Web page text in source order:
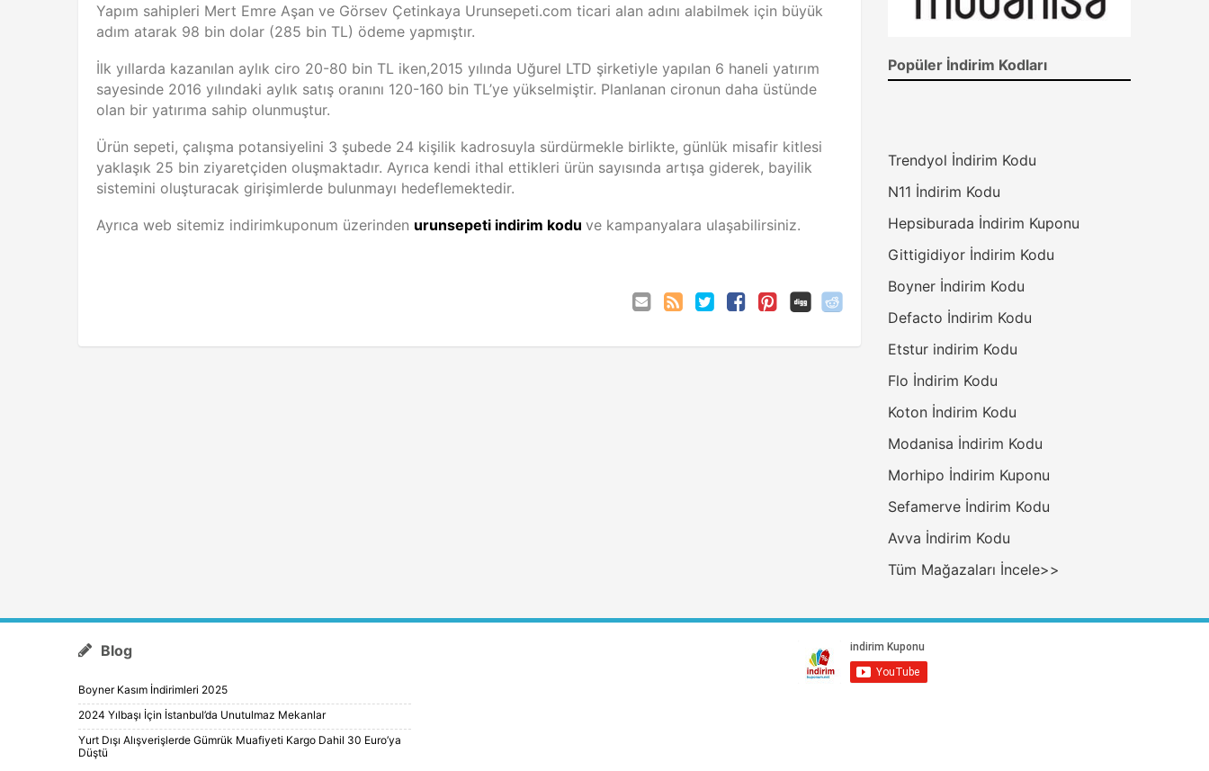
Yapım sahipleri Mert Emre Aşan ve Görsev Çetinkaya Urunsepeti.com ticari alan adını alabilmek için büyük
adım atarak 98 bin dolar (285 bin TL) ödeme yapmıştır.
İlk yıllarda kazanılan aylık ciro 20-80 bin TL iken,2015 yılında Uğurel LTD şirketiyle yapılan 6 haneli yatırım
sayesinde 2016 yılındaki aylık satış oranını 120-160 bin TL’ye yükselmiştir. Planlanan cironun daha üstünde
olan bir yatırıma sahip olunmuştur.
Ürün sepeti, çalışma potansiyelini 3 şubede 24 kişilik kadrosuyla sürdürmekle birlikte, günlük misafir kitlesi
yaklaşık 25 bin ziyaretçiden oluşmaktadır. Ayrıca kendi ithal ettikleri ürün sayısında artışa giderek, bayilik
sistemini oluşturacak girişimlerde bulunmayı hedeflemektedir.
Ayrıca web sitemiz indirimkuponum üzerinden urunsepeti indirim kodu ve kampanyalara ulaşabilirsiniz.
ile
Comments
Popüler İndirim Kodları
Trendyol İndirim Kodu
N11 İndirim Kodu
Hepsiburada İndirim Kuponu
Gittigidiyor İndirim Kodu
Boyner İndirim Kodu
Defacto İndirim Kodu
Etstur indirim Kodu
Flo İndirim Kodu
Koton İndirim Kodu
Modanisa İndirim Kodu
Morhipo İndirim Kuponu
Sefamerve İndirim Kodu
Avva İndirim Kodu
Tüm Mağazaları İncele>>
Blog
Boyner Kasım İndirimleri 2025
2024 Yılbaşı İçin İstanbul’da Unutulmaz Mekanlar
Yurt Dışı Alışverişlerde Gümrük Muafiyeti Kargo Dahil 30 Euro’ya
Düştü